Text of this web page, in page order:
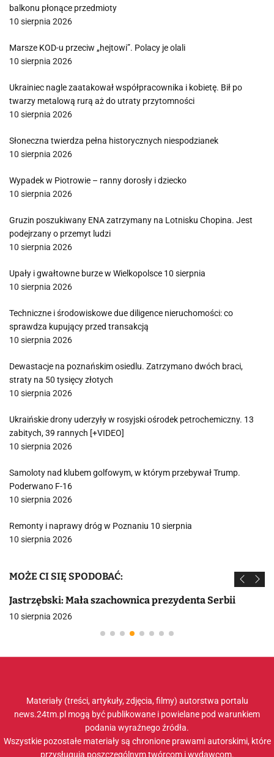
balkonu płonące przedmioty
10 sierpnia 2026
Marsze KOD-u przeciw „hejtowi”. Polacy je olali
10 sierpnia 2026
Ukrainiec nagle zaatakował współpracownika i kobietę. Bił po
twarzy metalową rurą aż do utraty przytomności
10 sierpnia 2026
Słoneczna twierdza pełna historycznych niespodzianek
10 sierpnia 2026
Wypadek w Piotrowie – ranny dorosły i dziecko
10 sierpnia 2026
Gruzin poszukiwany ENA zatrzymany na Lotnisku Chopina. Jest
podejrzany o przemyt ludzi
10 sierpnia 2026
Upały i gwałtowne burze w Wielkopolsce 10 sierpnia
10 sierpnia 2026
Techniczne i środowiskowe due diligence nieruchomości: co
sprawdza kupujący przed transakcją
10 sierpnia 2026
Dewastacje na poznańskim osiedlu. Zatrzymano dwóch braci,
straty na 50 tysięcy złotych
10 sierpnia 2026
Ukraińskie drony uderzyły w rosyjski ośrodek petrochemiczny. 13
zabitych, 39 rannych [+VIDEO]
10 sierpnia 2026
Samoloty nad klubem golfowym, w którym przebywał Trump.
Poderwano F-16
10 sierpnia 2026
Remonty i naprawy dróg w Poznaniu 10 sierpnia
10 sierpnia 2026
MOŻE CI SIĘ SPODOBAĆ:
Jastrzębski: Mała szachownica prezydenta Serbii
10 sierpnia 2026
Materiały (treści, artykuły, zdjęcia, filmy) autorstwa portalu
news.24tm.pl mogą być publikowane i powielane pod warunkiem
podania wyraźnego źródła.
Wszystkie pozostałe materiały są chronione prawami autorskimi, które
przysługują poszczególnym twórcom i wydawcom.